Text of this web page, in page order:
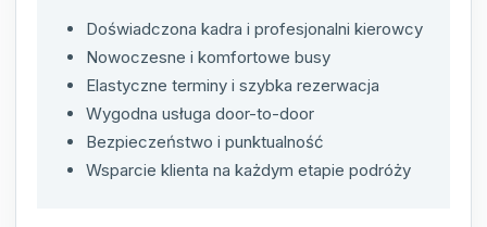
Doświadczona kadra i profesjonalni kierowcy
Nowoczesne i komfortowe busy
Elastyczne terminy i szybka rezerwacja
Wygodna usługa door-to-door
Bezpieczeństwo i punktualność
Wsparcie klienta na każdym etapie podróży